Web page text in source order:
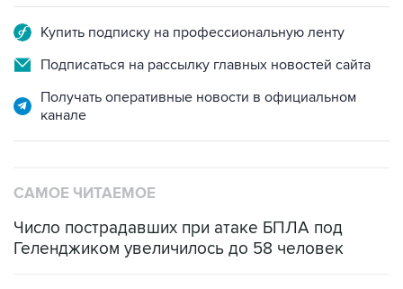
Подписаться на рассылку главных новостей сайта
Получать оперативные новости в официальном
канале
Число пострадавших при атаке БПЛА под
Путин сообщил о решении сосредоточить в